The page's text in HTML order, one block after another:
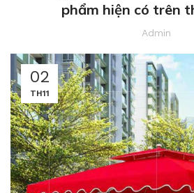
phẩm hiện có trên
Admin
02
TH11